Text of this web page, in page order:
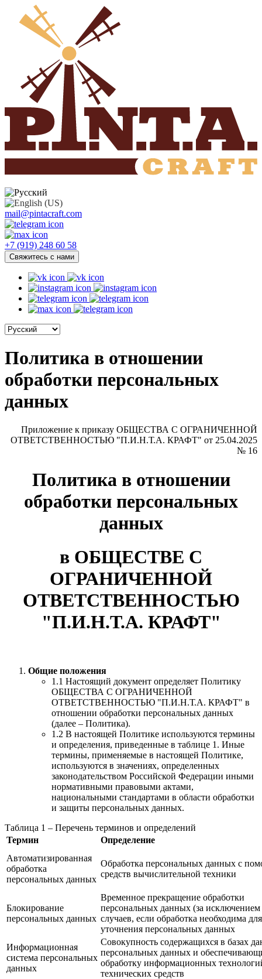
mail@pintacraft.com
+7 (919) 248 60 58
Свяжитесь с нами
Политика в отношении
обработки персональных
данных
Приложение к приказу ОБЩЕСТВА С ОГРАНИЧЕННОЙ
ОТВЕТСТВЕННОСТЬЮ "П.И.Н.Т.А. КРАФТ" от 25.04.2025
№ 16
Политика в отношении
обработки персональных
данных
в ОБЩЕСТВЕ С
ОГРАНИЧЕННОЙ
ОТВЕТСТВЕННОСТЬЮ
"П.И.Н.Т.А. КРАФТ"
Общие положения
1.1 Настоящий документ определяет Политику
ОБЩЕСТВА С ОГРАНИЧЕННОЙ
ОТВЕТСТВЕННОСТЬЮ "П.И.Н.Т.А. КРАФТ" в
отношении обработки персональных данных
(далее – Политика).
1.2 В настоящей Политике используются термины
и определения, приведенные в таблице 1. Иные
термины, применяемые в настоящей Политике,
используются в значениях, определенных
законодательством Российской Федерации иными
нормативными правовыми актами,
национальными стандартами в области обработки
и защиты персональных данных.
Таблица 1 – Перечень терминов и определений
Термин
Определение
Автоматизированная
обработка
персональных данных
Обработка персональных данных с
средств вычислительной техники
Блокирование
персональных данных
Временное прекращение обработки
персональных данных (за исключением
случаев, если обработка необходима для
уточнения персональных данных
Информационная
система персональных
данных
Совокупность содержащихся в базах
персональных данных и
обработку информационных
технических средств